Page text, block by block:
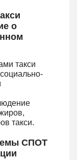
о
такси
такси.
СПОТ